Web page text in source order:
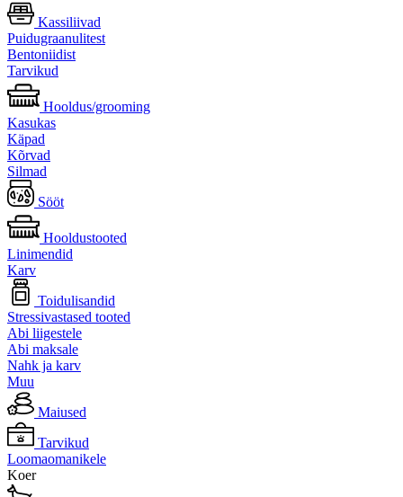
Kassiliivad
Puidugraanulitest
Bentoniidist
Tarvikud
Hooldus/grooming
Kasukas
Käpad
Kõrvad
Silmad
Sööt
Hooldustooted
Linimendid
Karv
Toidulisandid
Stressivastased tooted
Abi liigestele
Abi maksale
Nahk ja karv
Muu
Maiused
Tarvikud
Loomaomanikele
Koer